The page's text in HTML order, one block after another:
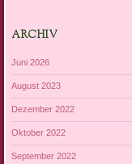
ARCHIV
Juni 2026
August 2023
Dezember 2022
Oktober 2022
September 2022